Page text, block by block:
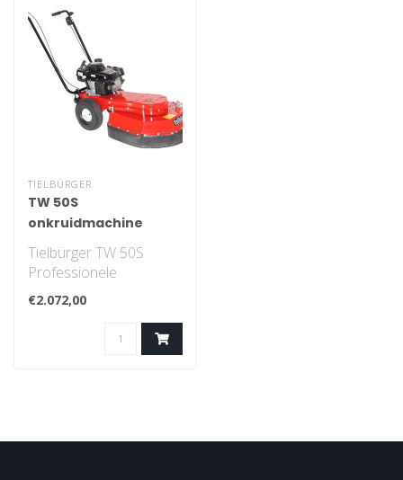
TIELBÜRGER
TW 50S
onkruidmachine
Tielbürger TW 50S
Professionele
onkruidborstel made in
Germany..
€2.072,00